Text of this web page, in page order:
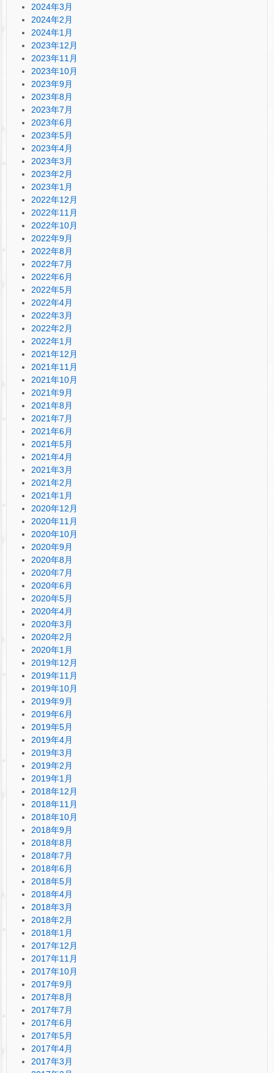
2024年3月
2024年2月
2024年1月
2023年12月
2023年11月
2023年10月
2023年9月
2023年8月
2023年7月
2023年6月
2023年5月
2023年4月
2023年3月
2023年2月
2023年1月
2022年12月
2022年11月
2022年10月
2022年9月
2022年8月
2022年7月
2022年6月
2022年5月
2022年4月
2022年3月
2022年2月
2022年1月
2021年12月
2021年11月
2021年10月
2021年9月
2021年8月
2021年7月
2021年6月
2021年5月
2021年4月
2021年3月
2021年2月
2021年1月
2020年12月
2020年11月
2020年10月
2020年9月
2020年8月
2020年7月
2020年6月
2020年5月
2020年4月
2020年3月
2020年2月
2020年1月
2019年12月
2019年11月
2019年10月
2019年9月
2019年6月
2019年5月
2019年4月
2019年3月
2019年2月
2019年1月
2018年12月
2018年11月
2018年10月
2018年9月
2018年8月
2018年7月
2018年6月
2018年5月
2018年4月
2018年3月
2018年2月
2018年1月
2017年12月
2017年11月
2017年10月
2017年9月
2017年8月
2017年7月
2017年6月
2017年5月
2017年4月
2017年3月